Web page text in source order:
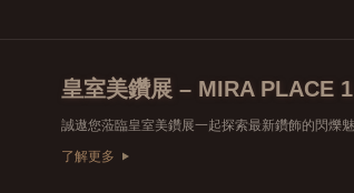
皇室美鑽展 – MIRA PLACE 1
了解更多